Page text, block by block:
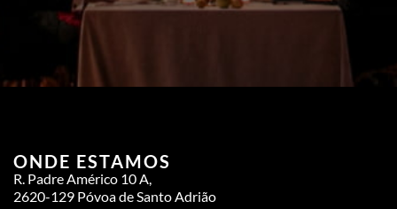
ONDE ESTAMOS
R. Padre Américo 10 A,
2620-129 Póvoa de Santo Adrião